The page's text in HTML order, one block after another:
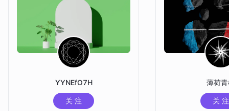
YYNEfO7H
关 注
薄荷
关 注